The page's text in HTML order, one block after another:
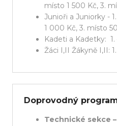
místo 1 500 Kč, 3.
Junioři a Juniorky -
1 000 Kč, 3. místo
Kadeti a Kadetky:
Žáci I,II Žákyně I,II:
Doprovodný
Technické sekce –